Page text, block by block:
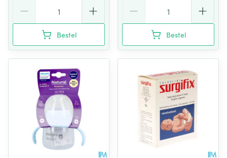
Bestel Bestel